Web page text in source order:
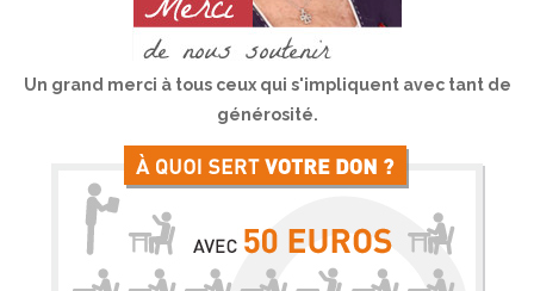
Un grand merci à tous ceux qui s'impliquent avec tant de
générosité.